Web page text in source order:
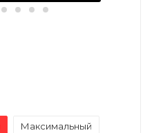
Максимальный